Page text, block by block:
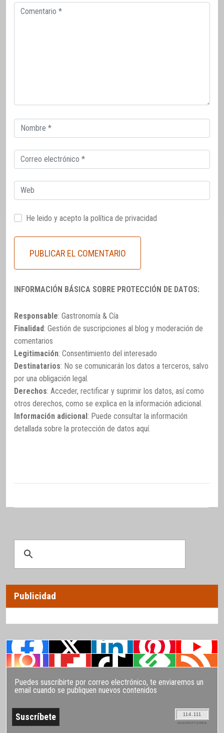
Comentario
Correo
electrónico
Correo
electrónico
Web
He leido y acepto la política de privacidad
INFORMACIÓN BÁSICA SOBRE PROTECCIÓN DE DATOS:
Responsable: Gastronomía & Cía
Finalidad: Gestión de suscripciones al blog y moderación de
comentarios
Legitimación: Consentimiento del interesado
Destinatarios: No se comunicarán los datos a terceros, salvo
por una obligación legal.
Derechos: Acceder, rectificar y suprimir los datos, así como
otros derechos, como se explica en la información adicional.
Información adicional: Puede consultar la información
detallada sobre la protección de datos aquí.
Publicidad
Puedes suscribirte por correo electrónico, te enviaremos un
email cuando se publiquen nuevos contenidos
114.111
SUSCRIPTORES